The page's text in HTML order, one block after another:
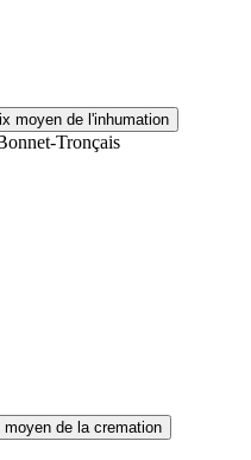
moyen de l'inhumation
Tronçais
moyen de la cremation